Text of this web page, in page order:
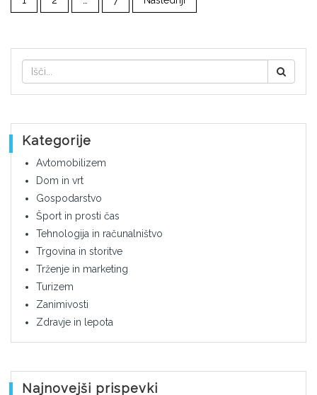
Kategorije
Avtomobilizem
Dom in vrt
Gospodarstvo
Šport in prosti čas
Tehnologija in računalništvo
Trgovina in storitve
Trženje in marketing
Turizem
Zanimivosti
Zdravje in lepota
Najnovejši prispevki